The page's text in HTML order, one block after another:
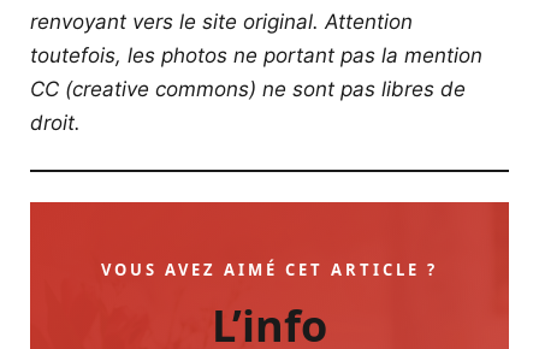
renvoyant vers le site original. Attention
toutefois, les photos ne portant pas la mention
CC (creative commons) ne sont pas libres de
droit.
VOUS AVEZ AIMÉ CET ARTICLE ?
L’info